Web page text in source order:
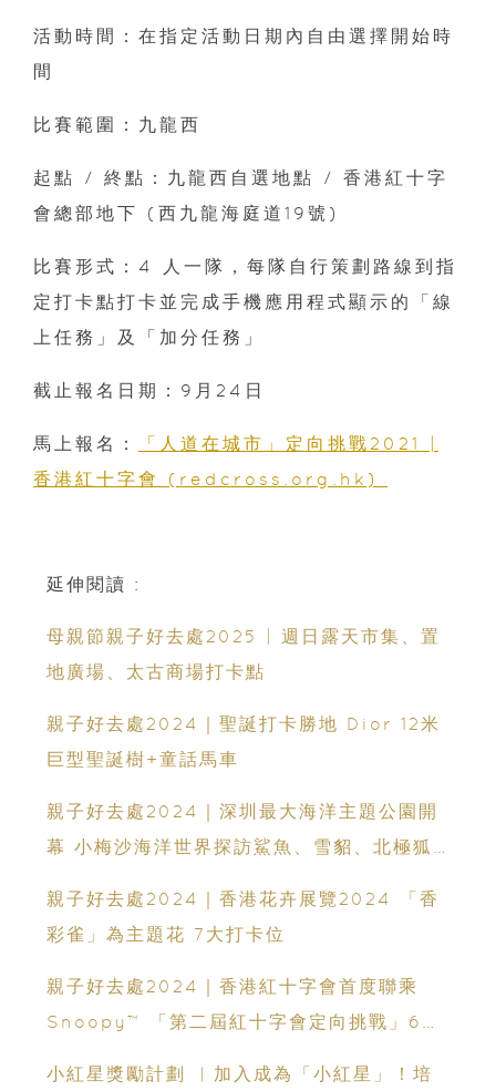
活動時間：在指定活動日期內自由選擇開始時
間
比賽範圍：九龍西
起點 / 終點：九龍西自選地點 / 香港紅十字
會總部地下 (西九龍海庭道19號)
比賽形式：4 人一隊，每隊自行策劃路線到指
定打卡點打卡並完成手機應用程式顯示的「線
上任務」及「加分任務」
截止報名日期：9月24日
馬上報名：
「人道在城市」定向挑戰2021 |
香港紅十字會 (redcross.org.hk)
延伸閱讀 :
母親節親子好去處2025 | 週日露天市集、置
地廣場、太古商場打卡點
親子好去處2024｜聖誕打卡勝地 Dior 12米
巨型聖誕樹+童話馬車
親子好去處2024｜深圳最大海洋主題公園開
幕 小梅沙海洋世界探訪鯊魚、雪貂、北極狐
親子好去處2024｜香港花卉展覽2024 「香
彩雀」為主題花 7大打卡位
親子好去處2024｜香港紅十字會首度聯乘
Snoopy™ 「第二屆紅十字會定向挑戰」60
小紅星獎勵計劃 ︳加入成為「小紅星」！培